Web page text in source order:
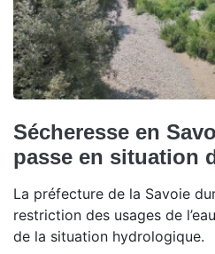
Sécheresse en
passe en situation
La préfecture de la Savoie
restriction des usages de
de la situation hydrologique.